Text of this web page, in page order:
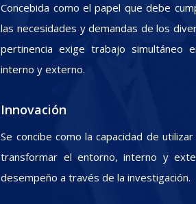
Concebida como el papel que debe
las necesidades y demandas de los
pertinencia exige trabajo simultáneo
interno y externo.
Innovación
Se concibe como la capacidad de
transformar el entorno, interno y
desempeño a través de la investigación.